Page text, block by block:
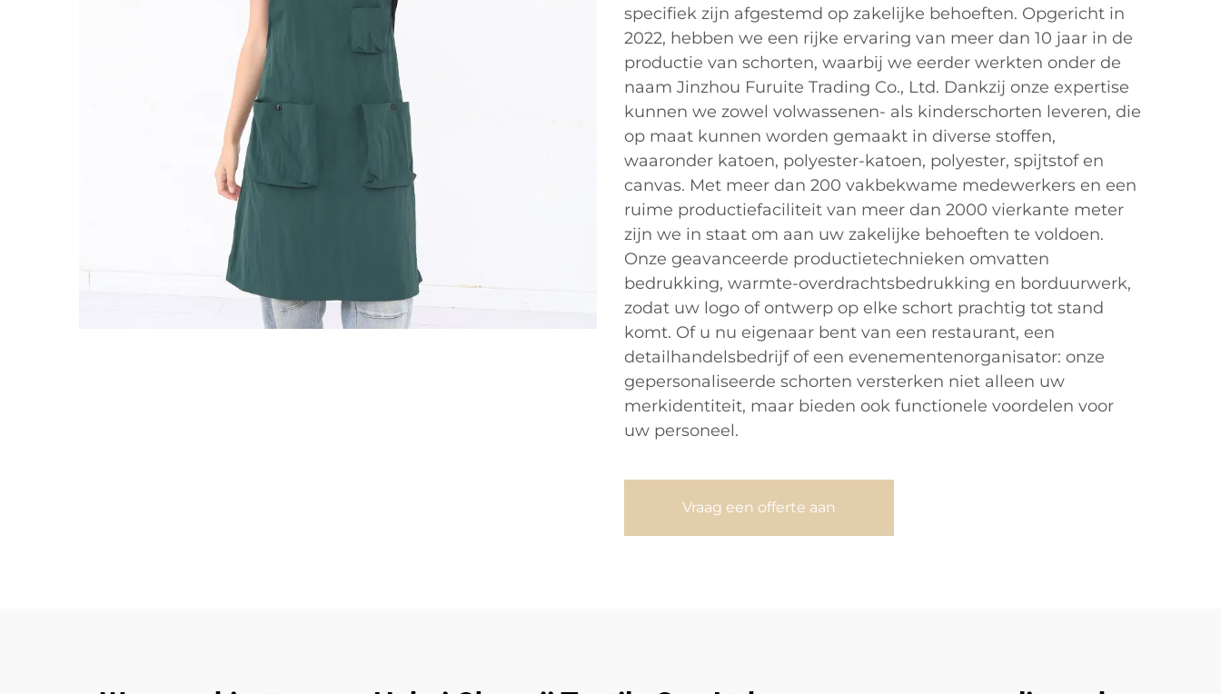
specifiek zijn afgestemd op zakelijke behoeften. Opgericht in
2022, hebben we een rijke ervaring van meer dan 10 jaar in de
productie van schorten, waarbij we eerder werkten onder de
naam Jinzhou Furuite Trading Co., Ltd. Dankzij onze expertise
kunnen we zowel volwassenen- als kinderschorten leveren, die
op maat kunnen worden gemaakt in diverse stoffen,
waaronder katoen, polyester-katoen, polyester, spijtstof en
canvas. Met meer dan 200 vakbekwame medewerkers en een
ruime productiefaciliteit van meer dan 2000 vierkante meter
zijn we in staat om aan uw zakelijke behoeften te voldoen.
Onze geavanceerde productietechnieken omvatten
bedrukking, warmte-overdrachtsbedrukking en borduurwerk,
zodat uw logo of ontwerp op elke schort prachtig tot stand
komt. Of u nu eigenaar bent van een restaurant, een
detailhandelsbedrijf of een evenementenorganisator: onze
gepersonaliseerde schorten versterken niet alleen uw
merkidentiteit, maar bieden ook functionele voordelen voor
uw personeel.
Vraag een offerte aan